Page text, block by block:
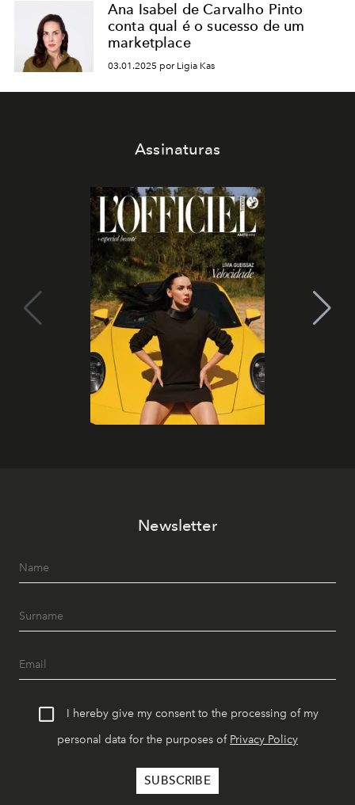
Ana Isabel de Carvalho Pinto
conta qual é o sucesso de um
marketplace
03.01.2025 por Ligia Kas
Assinaturas
Newsletter
I hereby give my consent to the processing of my
personal data for the purposes of Privacy Policy